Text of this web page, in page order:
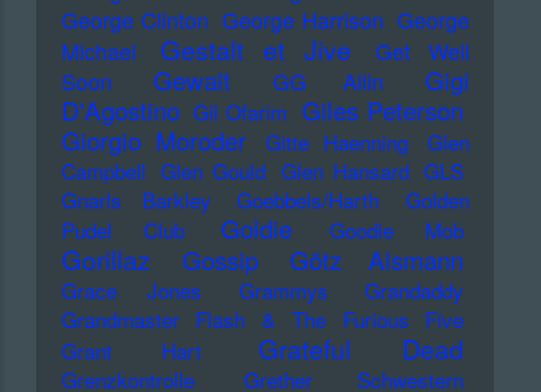
George Clinton George Harrison George
Michael
Gestalt et Jive
Get Well
Soon
Gewalt GG Allin
Gigi
D'Agostino Gil Ofarim Giles Peterson
Giorgio Moroder
Gitte Haenning
Glen
Campbell Glen Gould Glen Hansard GLS
Gnarls Barkley
Goebbels/Harth
Golden
Pudel Club
Goldie Goodie Mob
Gorillaz Gossip Götz Alsmann
Grace Jones Grammys
Grandaddy
Grandmaster Flash & The Furious Five
Grant Hart
Grateful Dead
Grenzkontrolle Grether Schwestern